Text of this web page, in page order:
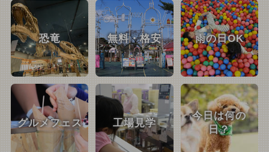
恐竜 無料・格安 雨の日OK
グルメフェス 工場見学
今日は何の
日？